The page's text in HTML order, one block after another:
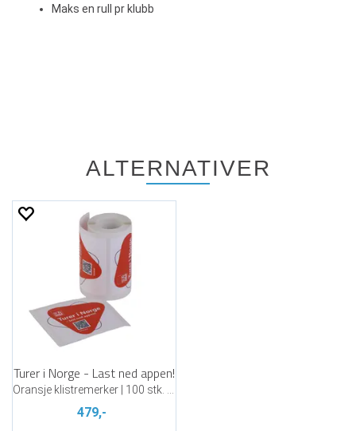
Maks en rull pr klubb
ALTERNATIVER
Turer i Norge - Last ned appen!
479,-